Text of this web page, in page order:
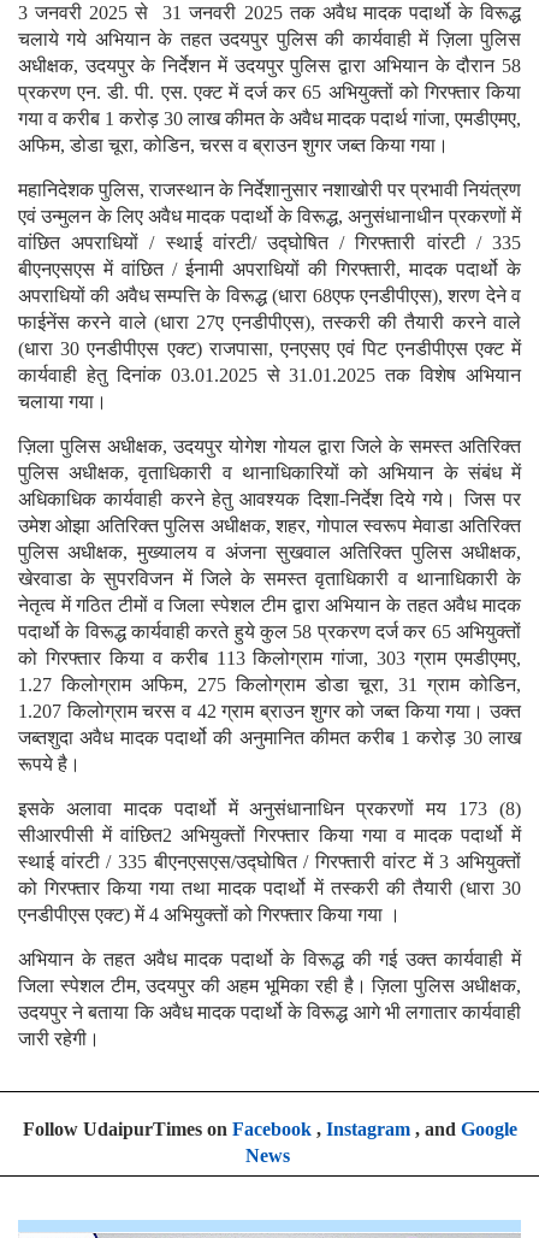
3 जनवरी 2025 से 31 जनवरी 2025 तक अवैध मादक पदार्थो के विरूद्ध
चलाये गये अभियान के तहत उदयपुर पुलिस की कार्यवाही में ज़िला पुलिस
अधीक्षक, उदयपुर के निर्देशन में उदयपुर पुलिस द्वारा अभियान के दौरान 58
प्रकरण एन. डी. पी. एस. एक्ट में दर्ज कर 65 अभियुक्तों को गिरफ्तार किया
गया व करीब 1 करोड़ 30 लाख कीमत के अवैध मादक पदार्थ गांजा, एमडीएमए,
अफिम, डोडा चूरा, कोडिन, चरस व ब्राउन शुगर जब्त किया गया।
महानिदेशक पुलिस, राजस्थान के निर्देशानुसार नशाखोरी पर प्रभावी नियंत्रण
एवं उन्मुलन के लिए अवैध मादक पदार्थो के विरूद्ध, अनुसंधानाधीन प्रकरणों में
वांछित अपराधियों / स्थाई वांरटी/ उद्घोषित / गिरफ्तारी वांरटी / 335
बीएनएसएस में वांछित / ईनामी अपराधियों की गिरफ्तारी, मादक पदार्थो के
अपराधियों की अवैध सम्पत्ति के विरूद्ध (धारा 68एफ एनडीपीएस), शरण देने व
फाईनेंस करने वाले (धारा 27ए एनडीपीएस), तस्करी की तैयारी करने वाले
(धारा 30 एनडीपीएस एक्ट) राजपासा, एनएसए एवं पिट एनडीपीएस एक्ट में
कार्यवाही हेतु दिनांक 03.01.2025 से 31.01.2025 तक विशेष अभियान
चलाया गया।
ज़िला पुलिस अधीक्षक, उदयपुर योगेश गोयल द्वारा जिले के समस्त अतिरिक्त
पुलिस अधीक्षक, वृताधिकारी व थानाधिकारियों को अभियान के संबंध में
अधिकाधिक कार्यवाही करने हेतु आवश्यक दिशा-निर्देश दिये गये। जिस पर
उमेश ओझा अतिरिक्त पुलिस अधीक्षक, शहर, गोपाल स्वरूप मेवाडा अतिरिक्त
पुलिस अधीक्षक, मुख्यालय व अंजना सुखवाल अतिरिक्त पुलिस अधीक्षक,
खेरवाडा के सुपरविजन में जिले के समस्त वृताधिकारी व थानाधिकारी के
नेतृत्व में गठित टीमों व जिला स्पेशल टीम द्वारा अभियान के तहत अवैध मादक
पदार्थो के विरूद्ध कार्यवाही करते हुये कुल 58 प्रकरण दर्ज कर 65 अभियुक्तों
को गिरफ्तार किया व करीब 113 किलोग्राम गांजा, 303 ग्राम एमडीएमए,
1.27 किलोग्राम अफिम, 275 किलोग्राम डोडा चूरा, 31 ग्राम कोडिन,
1.207 किलोग्राम चरस व 42 ग्राम ब्राउन शुगर को जब्त किया गया। उक्त
जब्तशुदा अवैध मादक पदार्थो की अनुमानित कीमत करीब 1 करोड़ 30 लाख
रूपये है।
इसके अलावा मादक पदार्थो में अनुसंधानाधिन प्रकरणों मय 173 (8)
सीआरपीसी में वांछित2 अभियुक्तों गिरफ्तार किया गया व मादक पदार्थो में
स्थाई वांरटी / 335 बीएनएसएस/उद्घोषित / गिरफ्तारी वांरट में 3 अभियुक्तों
को गिरफ्तार किया गया तथा मादक पदार्थो में तस्करी की तैयारी (धारा 30
एनडीपीएस एक्ट) में 4 अभियुक्तों को गिरफ्तार किया गया ।
अभियान के तहत अवैध मादक पदार्थो के विरूद्ध की गई उक्त कार्यवाही में
जिला स्पेशल टीम, उदयपुर की अहम भूमिका रही है। ज़िला पुलिस अधीक्षक,
उदयपुर ने बताया कि अवैध मादक पदार्थो के विरूद्ध आगे भी लगातार कार्यवाही
जारी रहेगी।
Follow UdaipurTimes on Facebook, Instagram, and Google
News